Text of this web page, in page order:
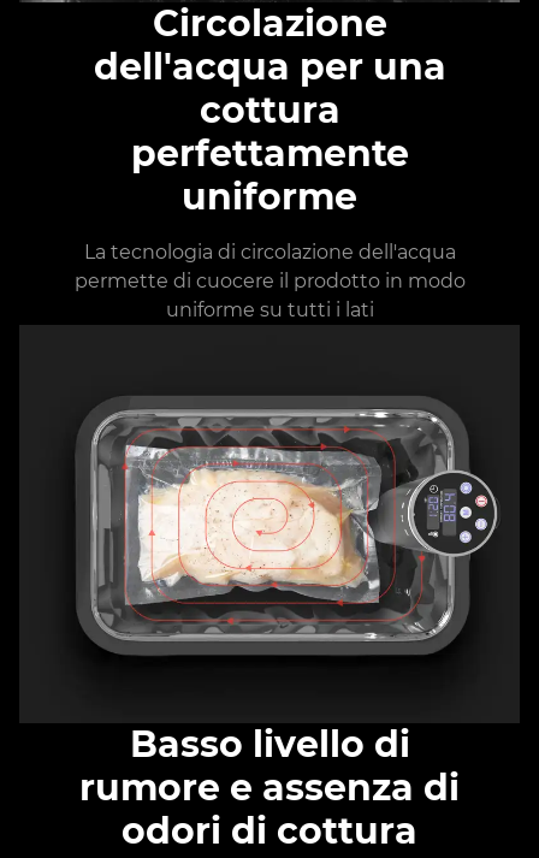
Circolazione
dell'acqua per una
cottura
perfettamente
uniforme
La tecnologia di circolazione dell'acqua
permette di cuocere il prodotto in modo
uniforme su tutti i lati
Basso livello di
rumore e assenza di
odori di cottura